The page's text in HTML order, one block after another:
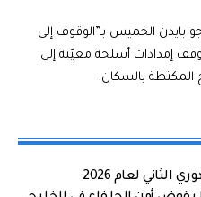
بايدن الخميس بـ”الوقوف إلى
إمدادات أسلحة معيّنة إلى
المكتظة بالسكان.
الثاني لعام 2026